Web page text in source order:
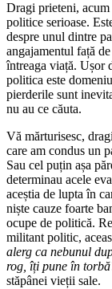
Dragi prieteni,
politice serioase.
despre unul dintre
angajamentul față
întreaga viață. Ușor
politica este
pierderile sunt
nu au ce căuta.
Vă mărturisesc,
care am condus un
Sau cel puțin așa
determinau acele
aceștia de lupta în
niște cauze foarte
ocupe de politică.
militant politic,
alerg ca nebunul
rog, îți pune în
stăpânei vieții sale.